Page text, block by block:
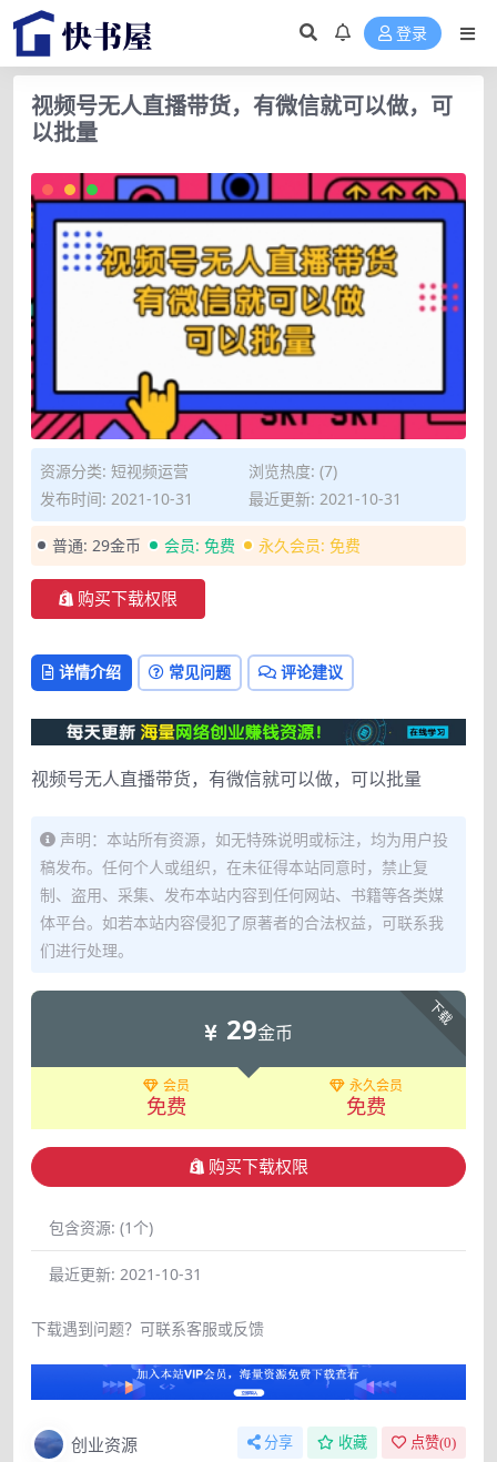
登录
视频号无人直播带货，有微信就可以做，可
以批量
资源分类: 短视频运营
浏览热度: (7)
发布时间: 2021-10-31
最近更新: 2021-10-31
普通: 29金币 会员: 免费 永久会员: 免费
购买下载权限
详情介绍 常见问题 评论建议
视频号无人直播带货，有微信就可以做，可以批量
声明：本站所有资源，如无特殊说明或标注，均为用户投
稿发布。任何个人或组织，在未征得本站同意时，禁止复
制、盗用、采集、发布本站内容到任何网站、书籍等各类媒
体平台。如若本站内容侵犯了原著者的合法权益，可联系我
们进行处理。
下载
29金币
会员
免费
永久会员
免费
购买下载权限
包含资源: (1个)
最近更新: 2021-10-31
下载遇到问题？可联系客服或反馈
创业资源 分享 收藏 点赞(0)